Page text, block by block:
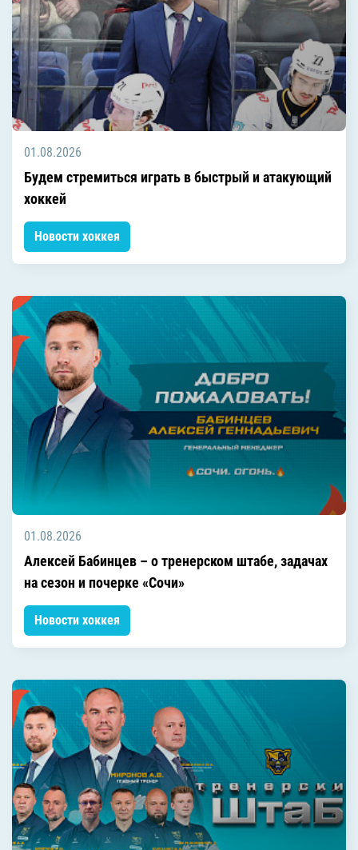
01.08.2026
Будем стремиться играть в быстрый и атакующий
хоккей
Новости хоккея
01.08.2026
Алексей Бабинцев – о тренерском штабе, задачах
на сезон и почерке «Сочи»
Новости хоккея